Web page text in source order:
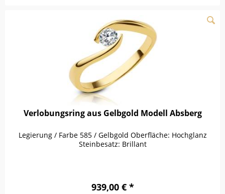
Verlobungsring aus Gelbgold Modell Absberg
Legierung / Farbe 585 / Gelbgold Oberfläche: Hochglanz
Steinbesatz: Brillant
939,00 € *